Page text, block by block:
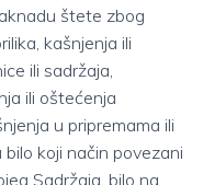
štete zbog
kašnjenja ili
ili sadržaja,
ili oštećenja
u pripremama ili
koji način povezani
Sadržaja, bilo na